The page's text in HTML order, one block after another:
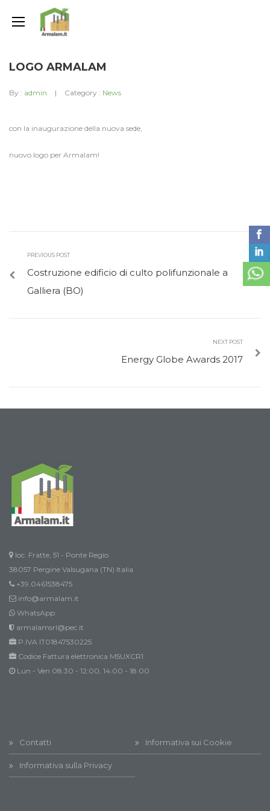
LOGO ARMALAM
By : admin Category : News
con la inaugurazione della nuova sede,
nuovo logo per Armalam!
PREVIOUS POST
Costruzione edificio di culto polifunzionale a
Galliera (BO)
NEXT POST
Energy Globe Awards 2017
loc. Fratte, 51 - Ponte Regio
38057 Pergine Valsugana (TN) Italia
+39.0461538475
info@armalam.it
WhatsApp
armalamsrl@pec.it
P.IVA IT01847530225
Codice Fattura elettronica M5UXCR1
Lun - Ven 08:30 - 12:00, 14:00 - 18:00
Contatti Informativa sui Cookie
Informativa sulla Privacy